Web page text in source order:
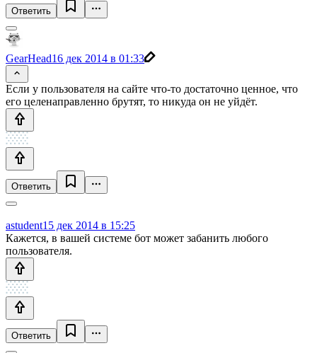
Ответить
GearHead16 дек 2014 в 01:33
Если у пользователя на сайте что-то достаточно ценное, что
его целенаправленно брутят, то никуда он не уйдёт.
Ответить
astudent15 дек 2014 в 15:25
Кажется, в вашей системе бот может забанить любого
пользователя.
Ответить